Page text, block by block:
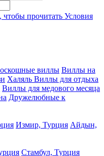
прочитать Условия
виллы Виллы на
Халяль Виллы для отдыха
Виллы для медового месяца
Дружелюбные к
Измир, Турция Айдын,
Стамбул, Турция